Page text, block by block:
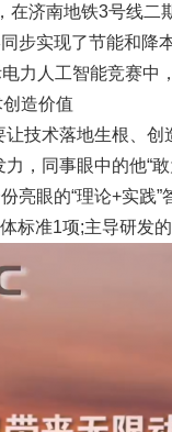
在济南地铁3号线
步实现了节能和降
力人工智能竞赛中
造价值
让技术落地生根、
力，同事眼中的他“
亮眼的“理论+实践
标准1项;主导研发